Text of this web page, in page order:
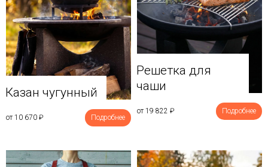
Казан чугунный
от 10 670 ₽ Подробнее
Решетка для
чаши
от 19 822 ₽ Подробнее